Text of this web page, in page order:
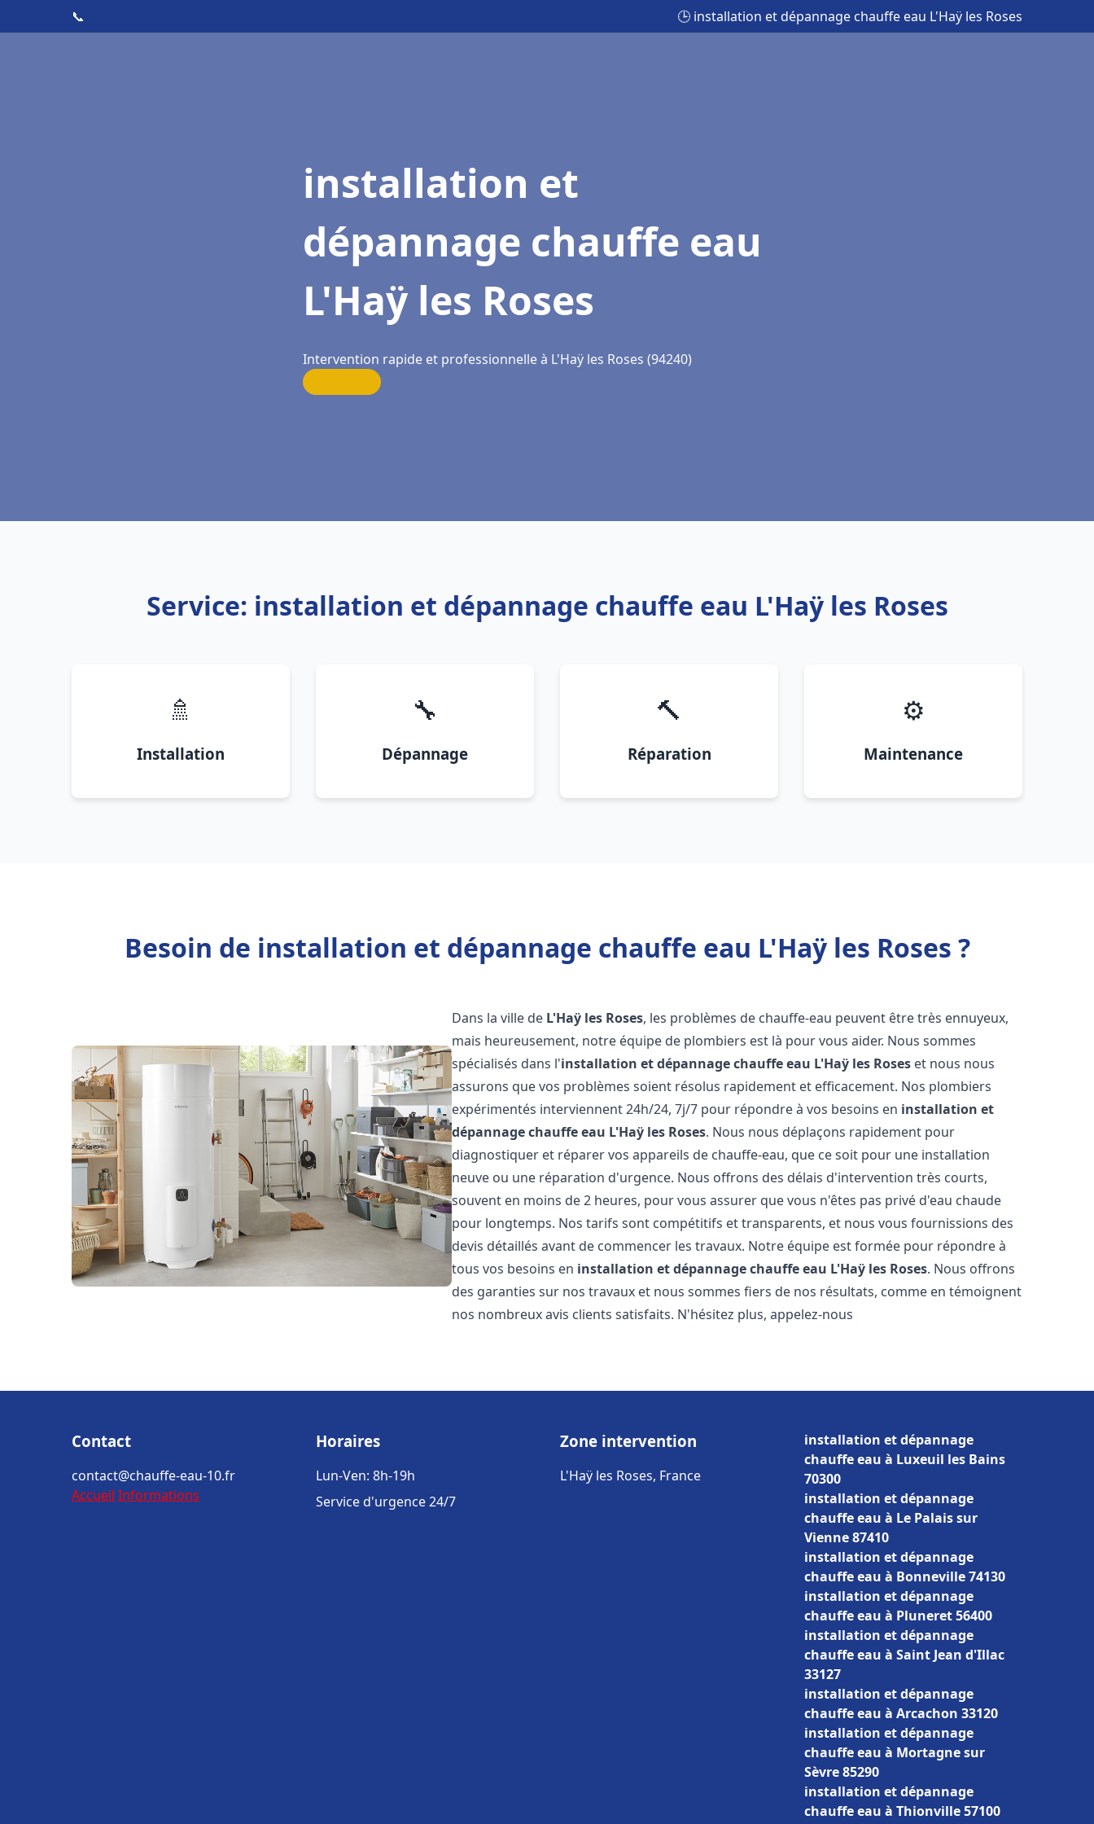
📞 🕒 installation et dépannage chauffe eau L'Haÿ les Roses
installation et
dépannage chauffe eau
L'Haÿ les Roses
Intervention rapide et professionnelle à L'Haÿ les Roses (94240)
Service: installation et dépannage chauffe eau L'Haÿ les Roses
🚿
Installation
🔧
Dépannage
🔨
Réparation
⚙️
Maintenance
Besoin de installation et dépannage chauffe eau L'Haÿ les Roses ?
Dans la ville de L'Haÿ les Roses, les problèmes de chauffe-eau peuvent être très ennuyeux,
mais heureusement, notre équipe de plombiers est là pour vous aider. Nous sommes
spécialisés dans l'installation et dépannage chauffe eau L'Haÿ les Roses et nous nous
assurons que vos problèmes soient résolus rapidement et efficacement. Nos plombiers
expérimentés interviennent 24h/24, 7j/7 pour répondre à vos besoins en installation et
dépannage chauffe eau L'Haÿ les Roses. Nous nous déplaçons rapidement pour
diagnostiquer et réparer vos appareils de chauffe-eau, que ce soit pour une installation
neuve ou une réparation d'urgence. Nous offrons des délais d'intervention très courts,
souvent en moins de 2 heures, pour vous assurer que vous n'êtes pas privé d'eau chaude
pour longtemps. Nos tarifs sont compétitifs et transparents, et nous vous fournissions des
devis détaillés avant de commencer les travaux. Notre équipe est formée pour répondre à
tous vos besoins en installation et dépannage chauffe eau L'Haÿ les Roses. Nous offrons
des garanties sur nos travaux et nous sommes fiers de nos résultats, comme en témoignent
nos nombreux avis clients satisfaits. N'hésitez plus, appelez-nous
Contact
contact@chauffe-eau-10.fr
Accueil Informations
Horaires
Lun-Ven: 8h-19h
Service d'urgence 24/7
Zone intervention
L'Haÿ les Roses, France
installation et dépannage
chauffe eau à Luxeuil les Bains
70300
installation et dépannage
chauffe eau à Le Palais sur
Vienne 87410
installation et dépannage
chauffe eau à Bonneville 74130
installation et dépannage
chauffe eau à Pluneret 56400
installation et dépannage
chauffe eau à Saint Jean d'Illac
33127
installation et dépannage
chauffe eau à Arcachon 33120
installation et dépannage
chauffe eau à Mortagne sur
Sèvre 85290
installation et dépannage
chauffe eau à Thionville 57100